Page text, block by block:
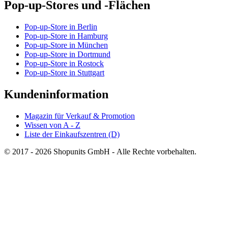
Pop-up-Stores und -Flächen
Pop-up-Store in Berlin
Pop-up-Store in Hamburg
Pop-up-Store in München
Pop-up-Store in Dortmund
Pop-up-Store in Rostock
Pop-up-Store in Stuttgart
Kundeninformation
Magazin für Verkauf & Promotion
Wissen von A - Z
Liste der Einkaufszentren (D)
© 2017 - 2026 Shopunits GmbH - Alle Rechte vorbehalten.